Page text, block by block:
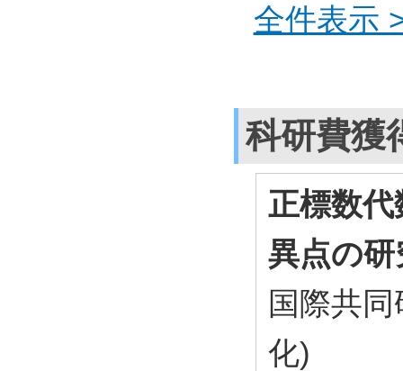
全件表示
科研費獲
正標数
異点の研
国際共
化)